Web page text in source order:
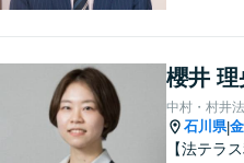
弁護士が介
金の大幅
ケースあ
談可】
櫻井 理
中村・村井
石川県|
【法テラ